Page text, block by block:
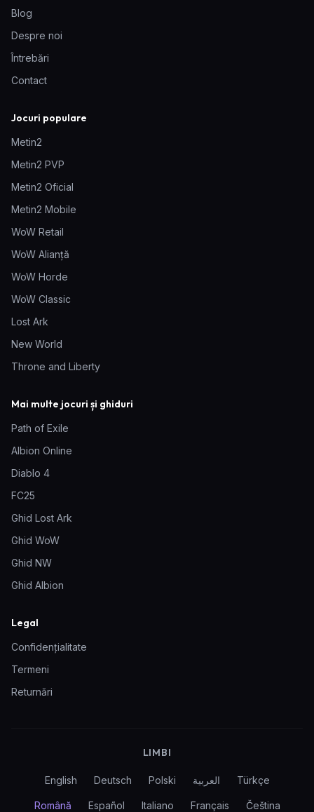
Blog
Despre noi
Întrebări
Contact
Jocuri populare
Metin2
Metin2 PVP
Metin2 Oficial
Metin2 Mobile
WoW Retail
WoW Alianță
WoW Horde
WoW Classic
Lost Ark
New World
Throne and Liberty
Mai multe jocuri și ghiduri
Path of Exile
Albion Online
Diablo 4
FC25
Ghid Lost Ark
Ghid WoW
Ghid NW
Ghid Albion
Legal
Confidențialitate
Termeni
Returnări
LIMBI
English Deutsch Polski العربية Türkçe
Română Español Italiano Français Čeština